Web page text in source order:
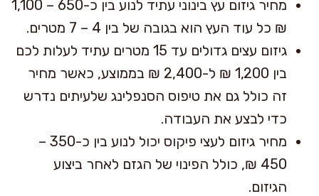
מחיר גיזום עץ בינוני עתיד לנוע בין כ-650 – 1,100
₪ כל עוד העץ הוא בגובה של בין 4 – 7 מטרים.
גיזום עצים גדולים עד 15 מטרים עתיד לעלות לכם
בין 1,200 ₪ ל-2,400 ₪ בממוצע, כאשר מחיר
זה כולל גם את טיפוס הסנפלינג שלעיתים נדרש
כדי לבצע את העבודה.
מחיר גיזום לעצי פיקוס יכול לנוע בין כ-350 –
450 ₪, כולל הפינוי של הגזם לאחר ביצוע
הגיזום.